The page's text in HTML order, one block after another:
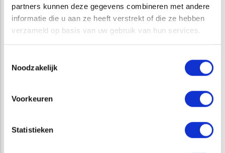
partners kunnen deze gegevens combineren met andere
informatie die u aan ze heeft verstrekt of die ze hebben
verzameld op basis van uw gebruik van hun services.
Noodzakelijk
Voorkeuren
Statistieken
aan de dieren kan worden uitgesloten.
Opens in a new window
Opens in a new window
Opens in a new window
Opens in a new window
VAKGEBIED
TERRESTRISCHE ECOLOGIE